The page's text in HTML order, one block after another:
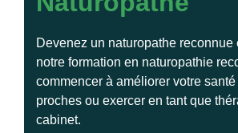
Devenez un naturopathe reconnue
notre formation en naturopathie
commencer à améliorer votre
proches ou exercer en tant que
cabinet.